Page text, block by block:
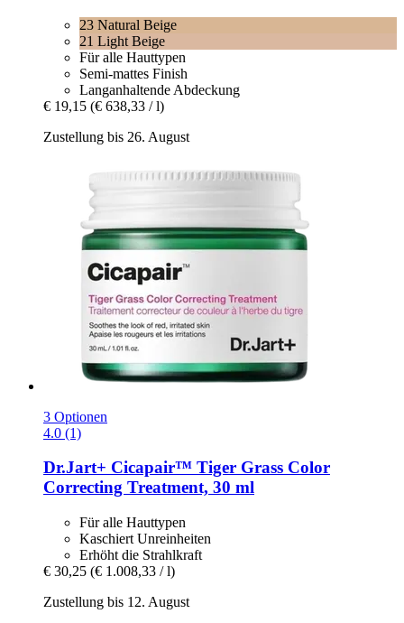
23 Natural Beige
21 Light Beige
Für alle Hauttypen
Semi-mattes Finish
Langanhaltende Abdeckung
€ 19,15 (€ 638,33 / l)
Zustellung bis 26. August
3 Optionen
4.0 (1)
Dr.Jart+ Cicapair™ Tiger Grass Color
Correcting Treatment, 30 ml
Für alle Hauttypen
Kaschiert Unreinheiten
Erhöht die Strahlkraft
€ 30,25 (€ 1.008,33 / l)
Zustellung bis 12. August